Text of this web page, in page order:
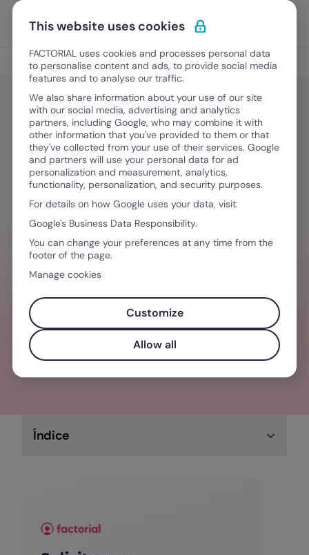
Ir para o conteúdo
Experimente Grátis
Gestão de Talentos
Gestão de Talentos
Como o RH pode promover o bem-
estar no trabalho? Veja 7 exemplos
Outubro 17, 2025·6 minutos de leitura
Índice
This website uses cookies
FACTORIAL uses cookies and processes personal data
to personalise content and ads, to provide social media
features and to analyse our traffic.
We also share information about your use of our site
with our social media, advertising and analytics
partners, including Google, who may combine it with
other information that you've provided to them or that
they've collected from your use of their services. Google
and partners will use your personal data for ad
personalization and measurement, analytics,
functionality, personalization, and security purposes.
For details on how Google uses your data, visit:
Google's Business Data Responsibility.
You can change your preferences at any time from the
footer of the page.
Manage cookies
Customize
Allow all